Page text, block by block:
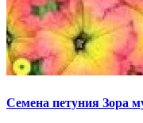
Семена петуния Зора